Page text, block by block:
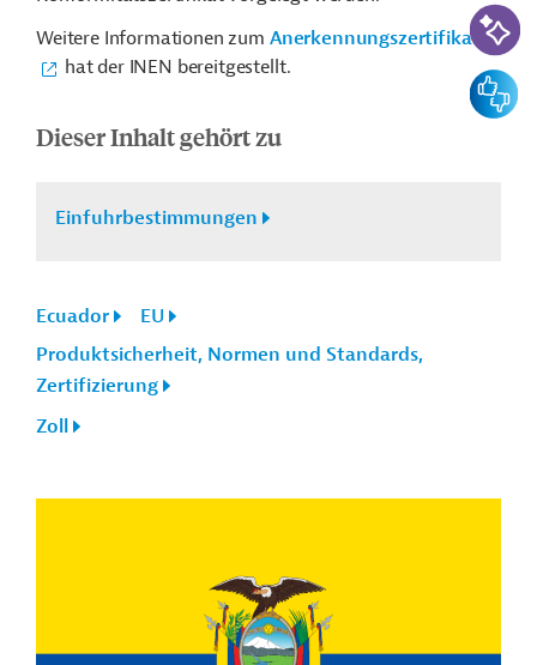
Weitere Informationen zum Anerkennungszertifikat
hat der INEN bereitgestellt.
Dieser Inhalt gehört zu
Einfuhrbestimmungen
Ecuador
EU
Produktsicherheit, Normen und Standards,
Zertifizierung
Zoll
KI-